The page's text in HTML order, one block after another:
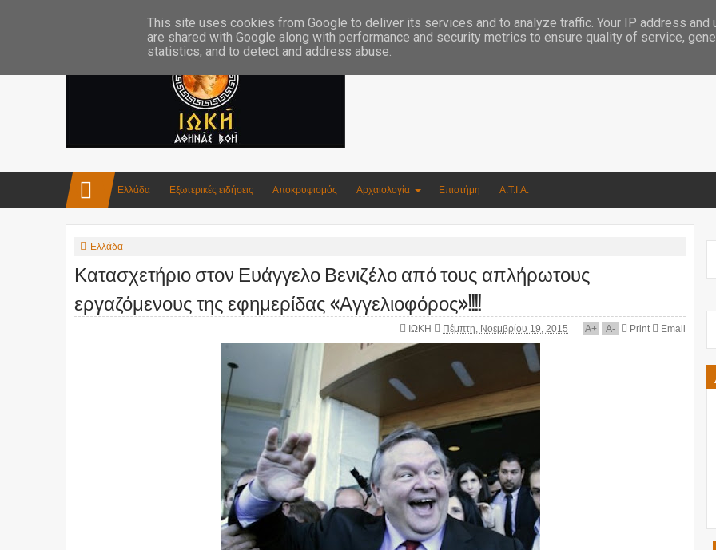
Ελλάδα Εξωτερικές ειδήσεις Αποκρυφισμός Αρχαιολογία Επιστήμη Α.Τ.Ι.Α.
Ελλάδα
Κατασχετήριο στον Ευάγγελο Βενιζέλο από τους απλήρωτους
εργαζόμενους της εφημερίδας «Αγγελιοφόρος»!!!!
ΙΩΚΗ Πέμπτη, Νοεμβρίου 19, 2015 A+ A- Print Email
This site uses cookies from Google to deliver its services and to analyze traffic. Your IP address and
are shared with Google along with performance and security metrics to ensure quality of service,
statistics, and to detect and address abuse.